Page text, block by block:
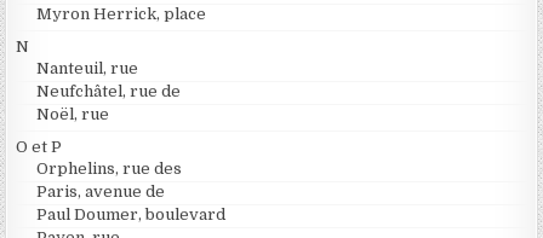
Myron Herrick, place
N
Nanteuil, rue
Neufchâtel, rue de
Noël, rue
O et P
Orphelins, rue des
Paris, avenue de
Paul Doumer, boulevard